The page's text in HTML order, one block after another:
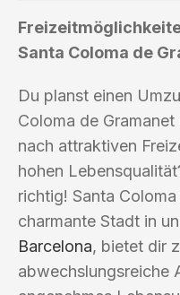
Santa Coloma de
Du planst einen
Coloma de
nach attraktiven
hohen
richtig! Santa
charmante Stadt in
Barcelona, bietet dir
abwechslungsreiche